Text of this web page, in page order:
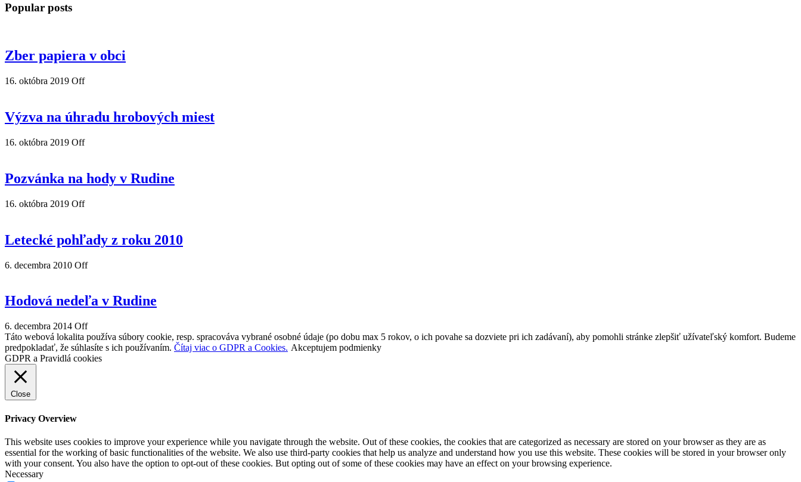
Popular posts
Zber papiera v obci
16. októbra 2019 Off
Výzva na úhradu hrobových miest
16. októbra 2019 Off
Pozvánka na hody v Rudine
16. októbra 2019 Off
Letecké pohľady z roku 2010
6. decembra 2010 Off
Hodová nedeľa v Rudine
6. decembra 2014 Off
Táto webová lokalita používa súbory cookie, resp. spracováva vybrané osobné údaje (po dobu max 5 rokov, o ich povahe sa dozviete pri ich zadávaní), aby pomohli stránke zlepšiť užívateľský komfort. Budeme
predpokladať, že súhlasíte s ich používaním. Čítaj viac o GDPR a Cookies. Akceptujem podmienky
GDPR a Pravidlá cookies
Close
Privacy Overview
This website uses cookies to improve your experience while you navigate through the website. Out of these cookies, the cookies that are categorized as necessary are stored on your browser as they are as
essential for the working of basic functionalities of the website. We also use third-party cookies that help us analyze and understand how you use this website. These cookies will be stored in your browser only
with your consent. You also have the option to opt-out of these cookies. But opting out of some of these cookies may have an effect on your browsing experience.
Necessary